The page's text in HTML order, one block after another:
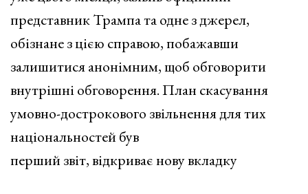
представник Трампа та одне з джерел,
обізнане з цією справою, побажавши
залишитися анонімним, щоб обговорити
внутрішні обговорення. План скасування
умовно-дострокового звільнення для тих
національностей був
перший звіт, відкриває нову вкладку